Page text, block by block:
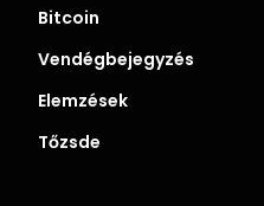
Bitcoin
Vendégbejegyzés
Elemzések
Tőzsde